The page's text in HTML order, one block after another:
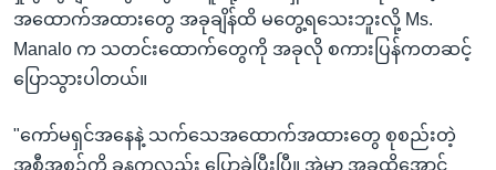
အထောက်အထားတွေ အခုချိန်ထိ မတွေ့ရသေးဘူးလို့ Ms.
Manalo က သတင်းထောက်တွေကို အခုလို စကားပြန်ကတဆင့်
ပြောသွားပါတယ်။
"ကော်မရှင်အနေနဲ့ သက်သေအထောက်အထားတွေ စုစည်းတဲ့
အစီအစဉ်ကို ခုနကလည်း ပြောခဲ့ပြီးပြီ။ အဲမှာ အခုထိအောင်